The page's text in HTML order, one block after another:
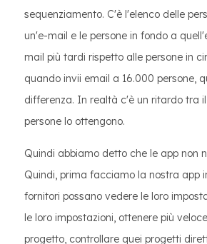
sequenziamento. C'è l'elenco delle
un'e-mail e le persone in fondo a
mail più tardi rispetto alle persone in
quando invii email a 16.000 persone,
differenza. In realtà c'è un ritardo tra
persone lo ottengono.
Quindi abbiamo detto che le app non
Quindi, prima facciamo la nostra app
fornitori possano vedere le loro
le loro impostazioni, ottenere più
progetto, controllare quei progetti